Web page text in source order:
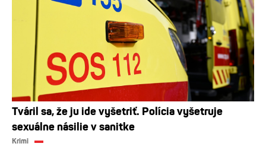
Tváril sa, že ju ide vyšetriť. Polícia vyšetruje
sexuálne násilie v sanitke
Krimi